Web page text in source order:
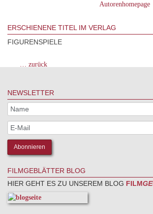
Autorenhomepage
ERSCHIENENE TITEL IM VERLAG
FIGURENSPIELE
… zurück
NEWSLETTER
FILMGEBLÄTTER BLOG
HIER GEHT ES ZU UNSEREM BLOG FILMGE